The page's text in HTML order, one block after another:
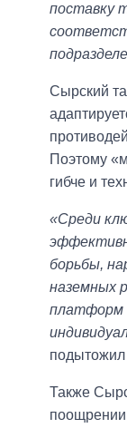
поставку
Сырский
Поэтому
гибче и
«Среди
борьбы,
наземных
платформ
подытожил
Также